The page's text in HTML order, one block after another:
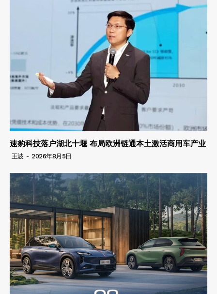
速豹科技落户湖北十堰 布局欧洲链通本土激活商用车产业
王波 - 2026年8月5日